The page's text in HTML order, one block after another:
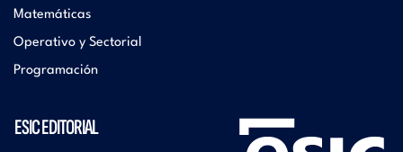
Matemáticas
Operativo y Sectorial
Programación
ESIC EDITORIAL